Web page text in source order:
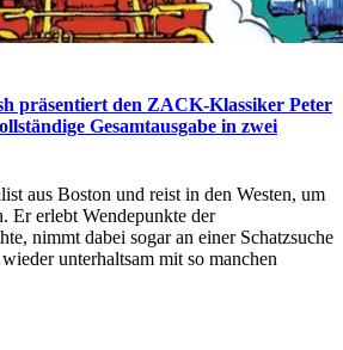
präsentiert den ZACK-Klassiker Peter
Gesamtausgabe in zwei
aus Boston und reist in den Westen, um
Er erlebt Wendepunkte der
nimmt dabei sogar an einer Schatzsuche
unterhaltsam mit so manchen